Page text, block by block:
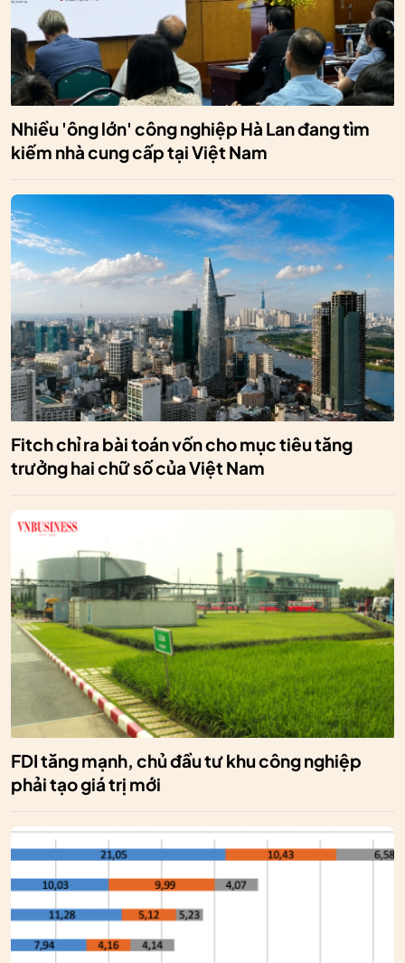
Nhiều 'ông lớn' công nghiệp Hà Lan đang tìm
kiếm nhà cung cấp tại Việt Nam
Fitch chỉ ra bài toán vốn cho mục tiêu tăng
trưởng hai chữ số của Việt Nam
FDI tăng mạnh, chủ đầu tư khu công nghiệp
phải tạo giá trị mới